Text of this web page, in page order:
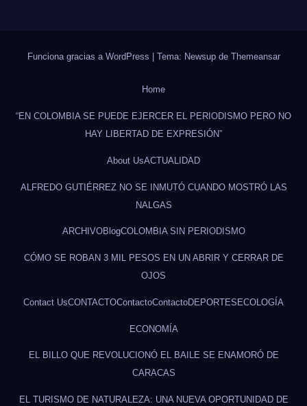
Funciona gracias a WordPress Tema: Newsup de Themeansar
Home
“EN COLOMBIA SE PUEDE EJERCER EL PERIODISMO PERO NO
HAY LIBERTAD DE EXPRESIÓN”
About UsACTUALIDAD
ALFREDO GUTIÉRREZ NO SE INMUTÓ CUANDO MOSTRÓ LAS
NALGAS
ARCHIVOBlogCOLOMBIA SIN PERIODISMO
CÓMO SE ROBAN 3 MIL PESOS EN UN ABRIR Y CERRAR DE
OJOS
Contact UsCONTACTOContactoContactoDEPORTES ECOLOGÍA
ECONOMÍA
EL BILLO QUE REVOLUCIONÓ EL BAILE SE ENAMORÓ DE
CARACAS
EL TURISMO DE NATURALEZA: UNA NUEVA OPORTUNIDAD DE